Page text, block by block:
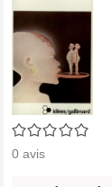
0/5
0 avis